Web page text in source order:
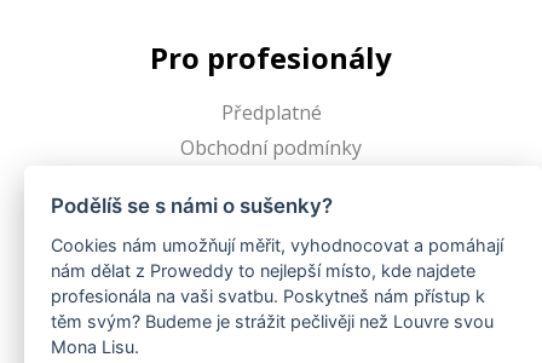
Pro profesionály
Předplatné
Obchodní podmínky
Proweddy
O Proweddy
FAQ
Podělíš se s námi o sušenky?
Cookies nám umožňují měřit, vyhodnocovat a pomáhají
nám dělat z Proweddy to nejlepší místo, kde najdete
profesionála na vaši svatbu. Poskytneš nám přístup k
těm svým? Budeme je strážit pečlivěji než Louvre svou
Mona Lisu.